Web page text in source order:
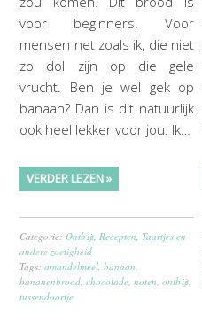
voor beginners. Voor
mensen net zoals ik, die niet
zo dol zijn op die gele
vrucht. Ben je wel gek op
banaan? Dan is dit natuurlijk
ook heel lekker voor jou. Ik…
VERDER LEZEN »
Categorie:Ontbijt Recepten ,Taartjes en
andere zoetigheid
Tags:amandelmeel ,banaan
bananenbrood ,chocolade ,noten ,ontbijt
tussendoortje